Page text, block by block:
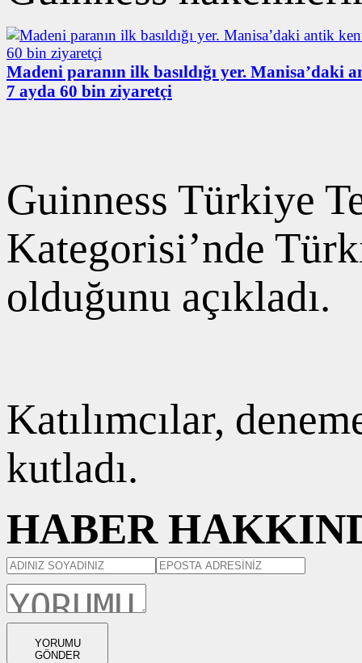
Madeni paranın ilk basıldığı yer. Manisa’daki
7 ayda 60 bin ziyaretçi
Guinness Türkiye
Kategorisi’nde
olduğunu açıkladı.
Katılımcılar,
kutladı.
HABER
YORUMU
GÖNDER